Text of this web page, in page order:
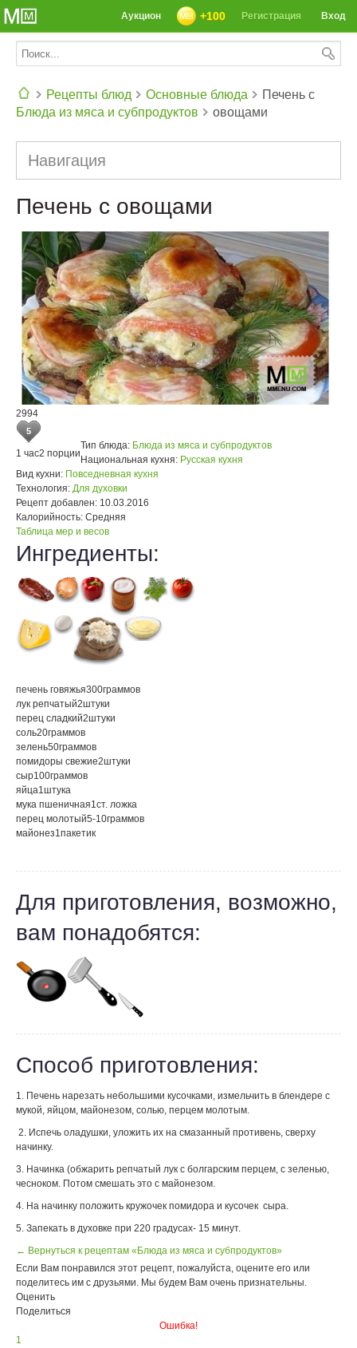
Вход
Регистрация
+100
Аукцион
Рецепты блюд
Основные блюда
Блюда из мяса и субпродуктов
Печень с
овощами
Навигация
Печень с овощами
2994
5
1 час2 порции
Тип блюда: Блюда из мяса и субпродуктов
Национальная кухня: Русская кухня
Вид кухни: Повседневная кухня
Технология: Для духовки
Рецепт добавлен: 10.03.2016
Калорийность: Средняя
Таблица мер и весов
Ингредиенты:
печень говяжья300граммов
лук репчатый2штуки
перец сладкий2штуки
соль20граммов
зелень50граммов
помидоры свежие2штуки
сыр100граммов
яйца1штука
мука пшеничная1ст. ложка
перец молотый5-10граммов
майонез1пакетик
Для приготовления, возможно,
вам понадобятся:
Способ приготовления:
1. Печень нарезать небольшими кусочками, измельчить в блендере с
мукой, яйцом, майонезом, солью, перцем молотым.
2. Испечь оладушки, уложить их на смазанный противень, сверху
начинку.
3. Начинка (обжарить репчатый лук с болгарским перцем, с зеленью,
чесноком. Потом смешать это с майонезом.
4. На начинку положить кружочек помидора и кусочек сыра.
5. Запекать в духовке при 220 градусах- 15 минут.
← Вернуться к рецептам «Блюда из мяса и субпродуктов»
Если Вам понравился этот рецепт, пожалуйста, оцените его или
поделитесь им с друзьями. Мы будем Вам очень признательны.
Оценить
Поделиться
Ошибка!
1